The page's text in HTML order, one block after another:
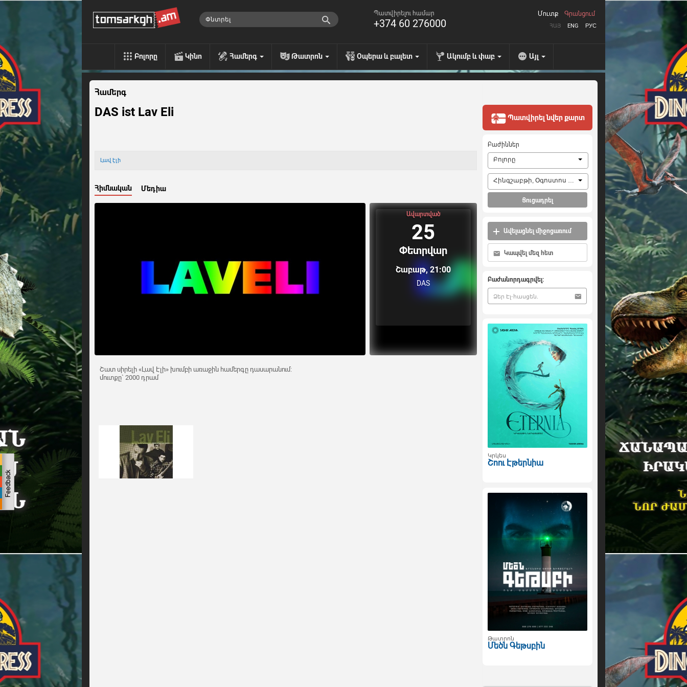
Պատվիրելու համար
+374 60 276000 ՀԱՅ ENG РУС
Մուտք Գրանցում
Բոլորը Կինո Համերգ Թատրոն Օպերա և բալետ Ակումբ և փաբ Այլ
Համերգ
DAS ist Lav Eli
Լավ էլի
Հիմնական Մեդիա
Ավարտված
25
Փետրվար
Շաբաթ, 21:00
DAS
Շատ սիրելի «Լավ Էլի» խումբի առաջին համերգը դասարանում։
մուտքը` 2000 դրամ
Պատվիրել նվեր քարտ
Բաժիններ
Բոլորը
Հինգշաբթի, Օգոստոս 6, 2026
Ցուցադրել
Ավելացնել միջոցառում
Կապվել մեզ հետ
Բաժանորդագրվել:
Կրկես
Շոու Էթերնիա
Թատրոն
Մեծն Գեթսբին